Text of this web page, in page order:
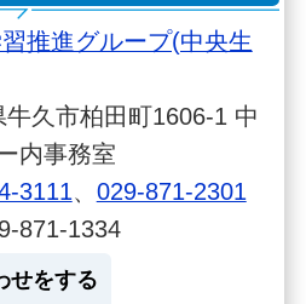
推進グループ(中央生
久市柏田町1606-1 中
内事務室
3111、 029-871-2301
871-1334
せをする